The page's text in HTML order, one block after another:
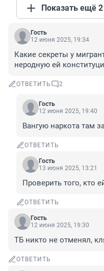
Показать ещё 2
Гость
12 июня 2025, 19:34
Какие секреты у
неродную ей
ОТВЕТИТЬ 2
Гость
12 июня 2025, 19:40
Вангую наркота там
ОТВЕТИТЬ
Гость
13 июня 2025, 13:21
Проверить того, кто
ОТВЕТИТЬ
Гость
12 июня 2025, 19:30
ТБ никто не отменял,
ОТВЕТИТЬ